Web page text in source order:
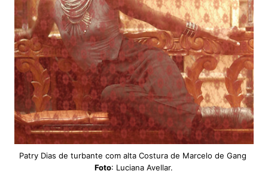
Patry Dias de turbante com alta Costura de Marcelo de Gang
Foto: Luciana Avellar.